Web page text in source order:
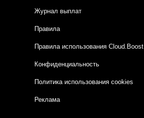
Журнал выплат
Правила
Правила использования Cloud.Boost
Конфиденциальность
Политика использования cookies
Реклама